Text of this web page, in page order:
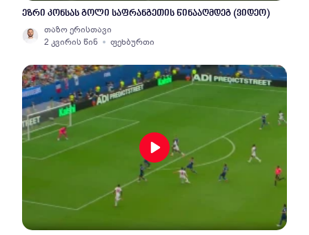
ეზრი კონსას გოლი საფრანგეთის წინააღმდეგ (ვიდეო)
თაზო ერისთავი
2 კვირის წინ
ფეხბურთი